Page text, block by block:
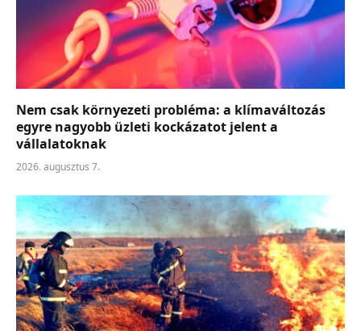
Nem csak környezeti probléma: a klímaváltozás
egyre nagyobb üzleti kockázatot jelent a
vállalatoknak
2026. augusztus 7.